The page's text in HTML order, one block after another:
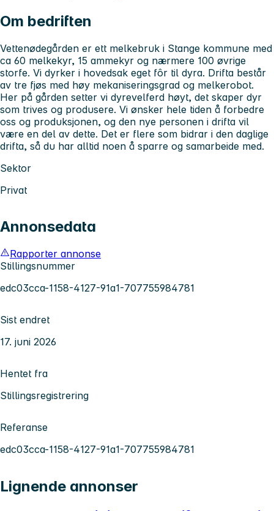
Om bedriften
Vettenødegården er ett melkebruk i Stange kommune med
ca 60 melkekyr, 15 ammekyr og nærmere 100 øvrige
storfe. Vi dyrker i hovedsak eget fôr til dyra. Drifta består
av tre fjøs med høy mekaniseringsgrad og melkerobot.
Her på gården setter vi dyrevelferd høyt, det skaper dyr
som trives og produsere. Vi ønsker hele tiden å forbedre
oss og produksjonen, og den nye personen i drifta vil
være en del av dette. Det er flere som bidrar i den daglige
drifta, så du har alltid noen å sparre og samarbeide med.
Sektor
Privat
Annonsedata
Rapporter annonse
Stillingsnummer
edc03cca-1158-4127-91a1-707755984781
Sist endret
17. juni 2026
Hentet fra
Stillingsregistrering
Referanse
edc03cca-1158-4127-91a1-707755984781
Lignende annonser